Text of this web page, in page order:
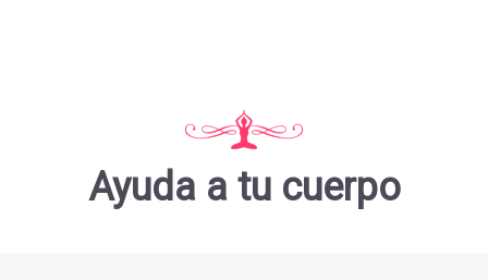
Ayuda a tu cuerpo